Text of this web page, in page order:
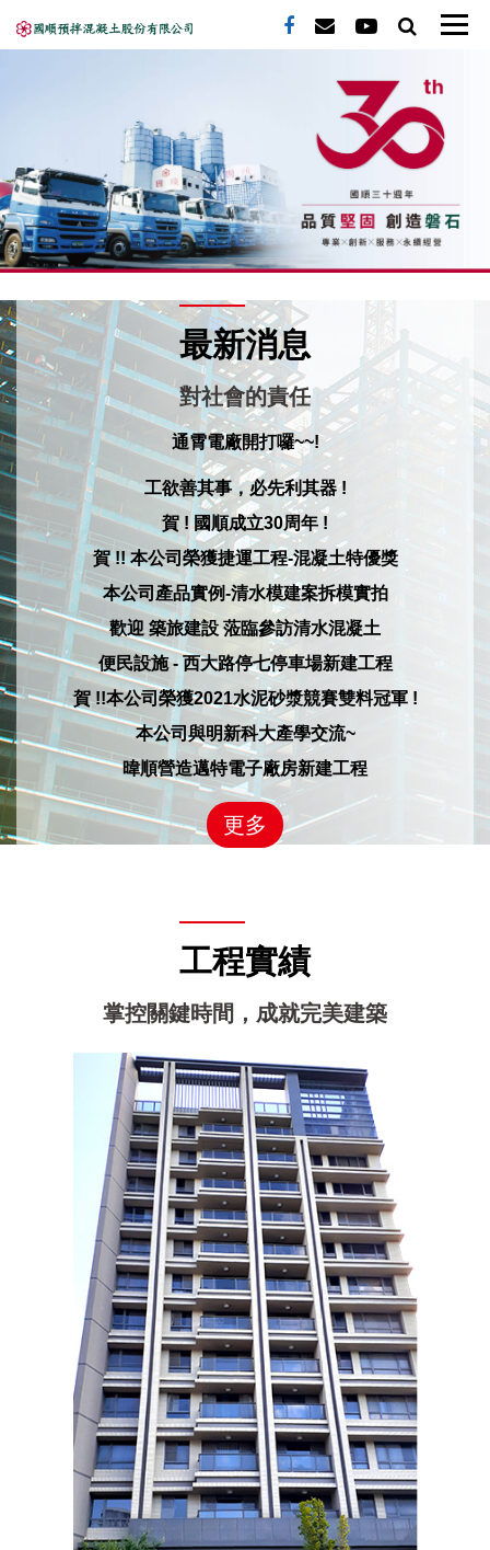
最新消息
對社會的責任
通霄電廠開打囉~~!
工欲善其事，必先利其器 !
賀 ! 國順成立30周年 !
賀 !! 本公司榮獲捷運工程-混凝土特優獎
本公司產品實例-清水模建案拆模實拍
歡迎 築旅建設 蒞臨參訪清水混凝土
便民設施 - 西大路停七停車場新建工程
賀 !!本公司榮獲2021水泥砂漿競賽雙料冠軍 !
本公司與明新科大產學交流~
暐順營造邁特電子廠房新建工程
更多
工程實績
掌控關鍵時間，成就完美建築
富宇誠心誠邑